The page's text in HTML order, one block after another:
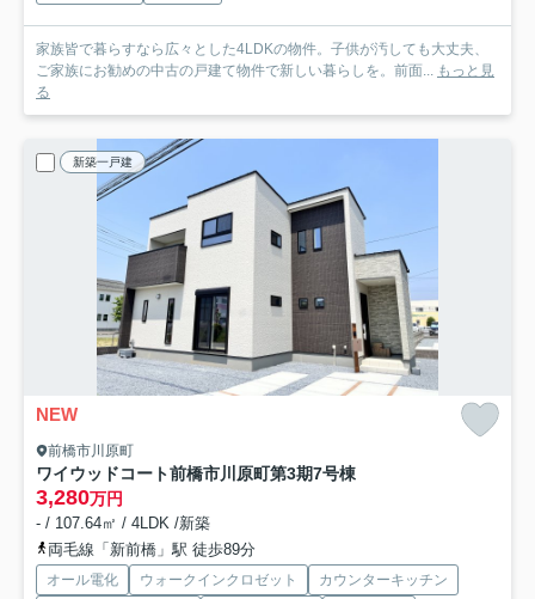
家族皆で暮らすなら広々とした4LDKの物件。子供が汚しても大丈夫、
ご家族にお勧めの中古の戸建て物件で新しい暮らしを。前面... もっと見
る
新築一戸建
NEW
前橋市川原町
ワイウッドコート前橋市川原町第3期7号棟
3,280万円
- / 107.64㎡ / 4LDK /新築
両毛線「新前橋」駅 徒歩89分
オール電化 ウォークインクロゼット
カウンターキッチン